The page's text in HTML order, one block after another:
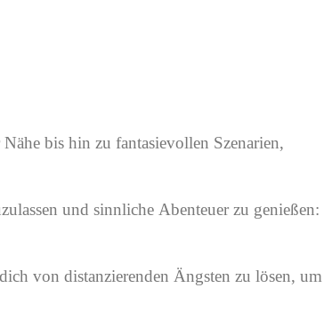
bis hin zu fantasievollen Szenarien,
und sinnliche Abenteuer zu genießen:
von distanzierenden Ängsten zu lösen, um